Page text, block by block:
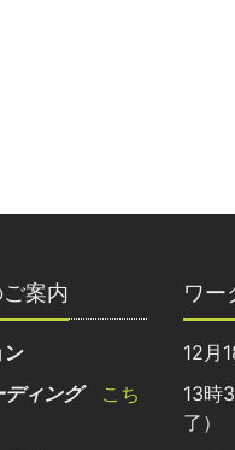
案内
ィング
こち
ワー
12月
13時
了）